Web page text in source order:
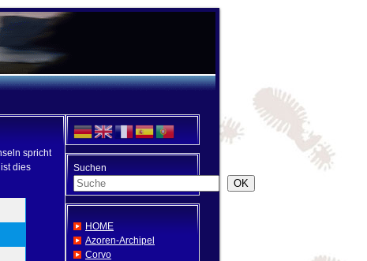
spricht
dies
Suchen
OK
HOME
Azoren-Archipel
Corvo